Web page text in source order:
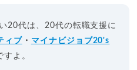
20代は、20代の転職支援に
ィブ ・ マイナビジョブ20's
よ。